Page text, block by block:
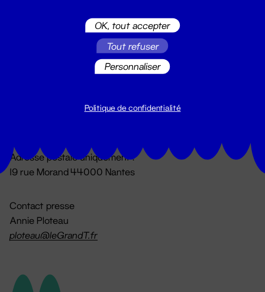
Du lundi au vendredi 14h → 18h
Adresse postale uniquement :
19 rue Morand 44000 Nantes
Contact presse
Annie Ploteau
ploteau@leGrandT.fr
OK, tout accepter
Tout refuser
Personnaliser
Politique de confidentialité